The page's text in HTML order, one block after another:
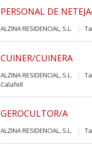
PERSONAL DE
ALZINA RESIDENCIAL, S.L.
CUINER/CUINERA
ALZINA RESIDENCIAL, S.L.
Calafell
GEROCULTOR/A
ALZINA RESIDENCIAL, S.L.